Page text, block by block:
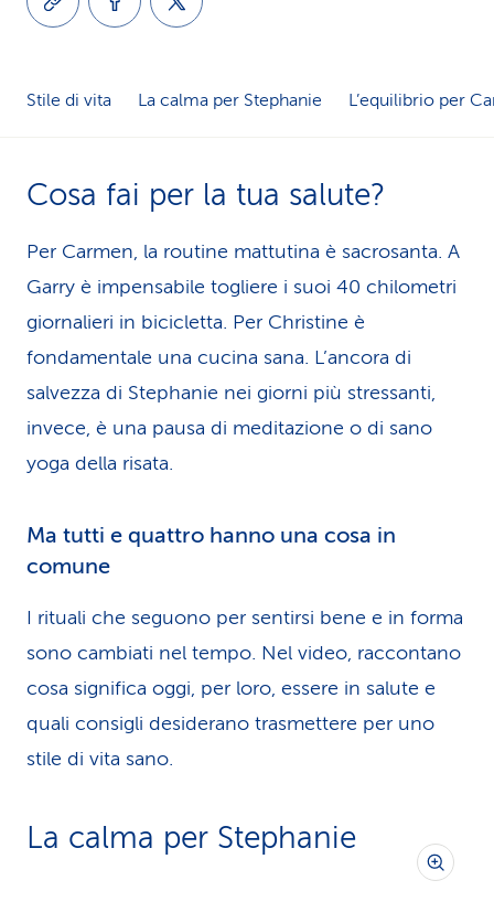
i
Stile di vita La calma per Stephanie L’equilibrio per
Cosa fai per la tua salute?
Per Carmen, la routine mattutina è sacrosanta. A
Garry è impensabile togliere i suoi 40 chilometri
giornalieri in bicicletta. Per Christine è
fondamentale una cucina sana. L’ancora di
salvezza di Stephanie nei giorni più stressanti,
invece, è una pausa di meditazione o di sano
yoga della risata.
Ma tutti e quattro hanno una cosa in
comune
I rituali che seguono per sentirsi bene e in forma
sono cambiati nel tempo. Nel video, raccontano
cosa significa oggi, per loro, essere in salute e
quali consigli desiderano trasmettere per uno
stile di vita sano.
La calma per Stephanie